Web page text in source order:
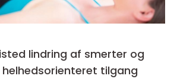
og
tilgang